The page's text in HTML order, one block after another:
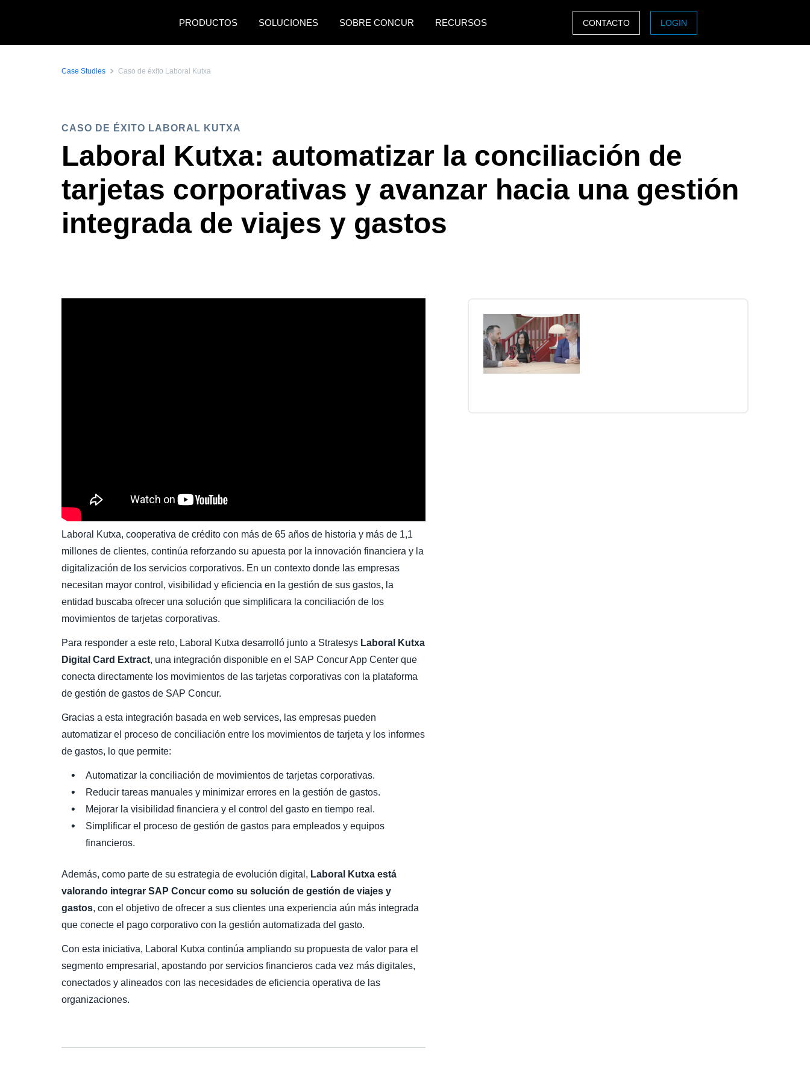
PRODUCTOS
SOLUCIONES SOBRE CONCUR RECURSOS
México (Español)
Brasil (Português)
Italia (Italiano)
Nederlands (English)
Norway (English)
Singapore (English)
CONTACTO LOGIN
Case Studies Caso de éxito Laboral Kutxa
CASO DE ÉXITO LABORAL KUTXA
Laboral Kutxa: automatizar la conciliación de
tarjetas corporativas y avanzar hacia una gestión
integrada de viajes y gastos
Laboral Kutxa, cooperativa de crédito con más de 65 años de historia y más de 1,1
millones de clientes, continúa reforzando su apuesta por la innovación financiera y la
digitalización de los servicios corporativos. En un contexto donde las empresas
necesitan mayor control, visibilidad y eficiencia en la gestión de sus gastos, la
entidad buscaba ofrecer una solución que simplificara la conciliación de los
movimientos de tarjetas corporativas.
Para responder a este reto, Laboral Kutxa desarrolló junto a Stratesys Laboral Kutxa
Digital Card Extract, una integración disponible en el SAP Concur App Center que
conecta directamente los movimientos de las tarjetas corporativas con la plataforma
de gestión de gastos de SAP Concur.
Gracias a esta integración basada en web services, las empresas pueden
automatizar el proceso de conciliación entre los movimientos de tarjeta y los informes
de gastos, lo que permite:
Automatizar la conciliación de movimientos de tarjetas corporativas.
Reducir tareas manuales y minimizar errores en la gestión de gastos.
Mejorar la visibilidad financiera y el control del gasto en tiempo real.
Simplificar el proceso de gestión de gastos para empleados y equipos
financieros.
Además, como parte de su estrategia de evolución digital, Laboral Kutxa está
valorando integrar SAP Concur como su solución de gestión de viajes y
gastos, con el objetivo de ofrecer a sus clientes una experiencia aún más integrada
que conecte el pago corporativo con la gestión automatizada del gasto.
Con esta iniciativa, Laboral Kutxa continúa ampliando su propuesta de valor para el
segmento empresarial, apostando por servicios financieros cada vez más digitales,
conectados y alineados con las necesidades de eficiencia operativa de las
organizaciones.